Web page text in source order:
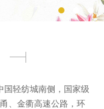
国轻纺城南侧，国家级
、金衢高速公路，环